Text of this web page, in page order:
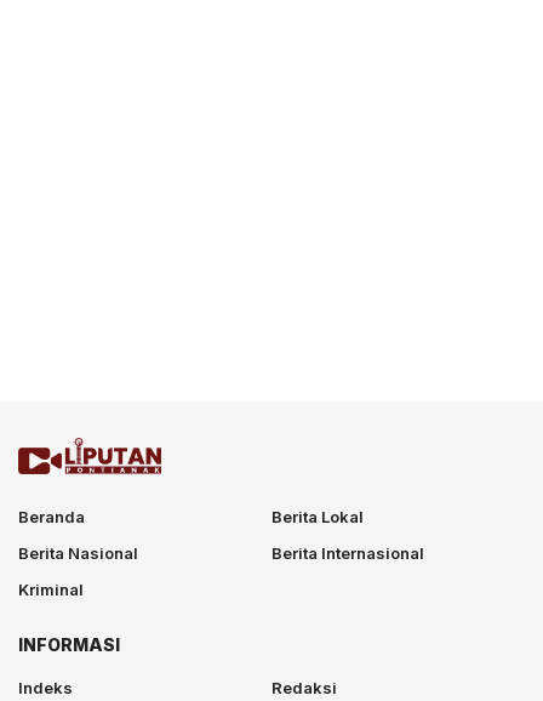
Beranda
Berita Lokal
Berita Nasional
Berita Internasional
Kriminal
INFORMASI
Indeks
Redaksi